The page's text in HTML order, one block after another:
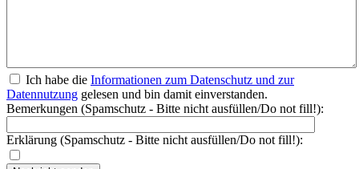
Ich habe die Informationen zum Datenschutz und zur
Datennutzung gelesen und bin damit einverstanden.
Bemerkungen (Spamschutz - Bitte nicht ausfüllen/Do not fill!):
Erklärung (Spamschutz - Bitte nicht ausfüllen/Do not fill!):